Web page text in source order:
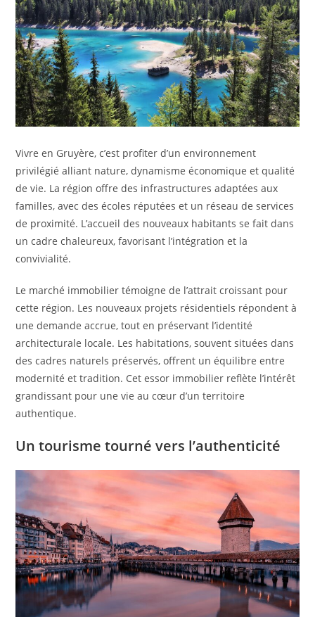
Vivre en Gruyère, c’est profiter d’un environnement
privilégié alliant nature, dynamisme économique et qualité
de vie. La région offre des infrastructures adaptées aux
familles, avec des écoles réputées et un réseau de services
de proximité. L’accueil des nouveaux habitants se fait dans
un cadre chaleureux, favorisant l’intégration et la
convivialité.
Le marché immobilier témoigne de l’attrait croissant pour
cette région. Les nouveaux projets résidentiels répondent à
une demande accrue, tout en préservant l’identité
architecturale locale. Les habitations, souvent situées dans
des cadres naturels préservés, offrent un équilibre entre
modernité et tradition. Cet essor immobilier reflète l’intérêt
grandissant pour une vie au cœur d’un territoire
authentique.
Un tourisme tourné vers l’authenticité